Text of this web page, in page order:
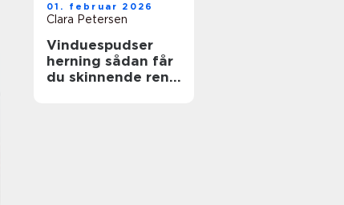
01. februar 2026
Clara Petersen
Vinduespudser
herning sådan får
du skinnende rene